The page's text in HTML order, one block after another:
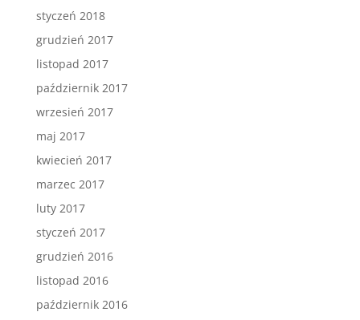
styczeń 2018
grudzień 2017
listopad 2017
październik 2017
wrzesień 2017
maj 2017
kwiecień 2017
marzec 2017
luty 2017
styczeń 2017
grudzień 2016
listopad 2016
październik 2016